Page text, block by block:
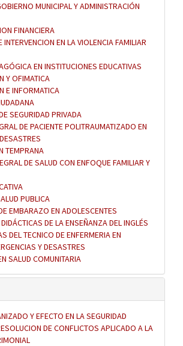
MUNICIPAL Y ADMINISTRACIÓN
FINANCIERA
INTERVENCION EN LA VIOLENCIA FAMILIAR
EN INSTITUCIONES EDUCATIVAS
Y OFIMATICA
E INFORMATICA
SEGURIDAD PRIVADA
DE PACIENTE POLITRAUMATIZADO EN
TEMPRANA
DE SALUD CON ENFOQUE FAMILIAR Y
PUBLICA
EMBARAZO EN ADOLESCENTES
DE LA ENSEÑANZA DEL INGLÉS
DEL TECNICO DE ENFERMERIA EN
Y DESASTRES
SALUD COMUNITARIA
Y EFECTO EN LA SEGURIDAD
DE CONFLICTOS APLICADO A LA